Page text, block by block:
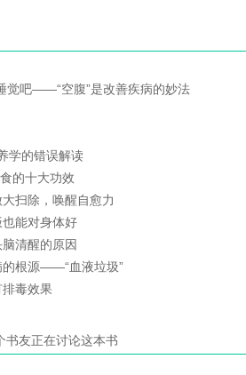
觉吧——“空腹”是改善疾病的妙法
学的错误解读
的十大功效
扫除，唤醒自愈力
能对身体好
清醒的原因
根源——“血液垃圾”
毒效果
书友正在讨论这本书